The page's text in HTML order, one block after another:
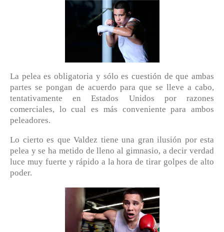
La pelea es obligatoria y sólo es cuestión de que ambas
partes se pongan de acuerdo para que se lleve a cabo,
tentativamente en Estados Unidos por razones
comerciales, lo cual es más conveniente para ambos
peleadores.
Lo cierto es que Valdez tiene una gran ilusión por esta
pelea y se ha metido de lleno al gimnasio, a decir verdad
luce muy fuerte y rápido a la hora de tirar golpes de alto
poder.